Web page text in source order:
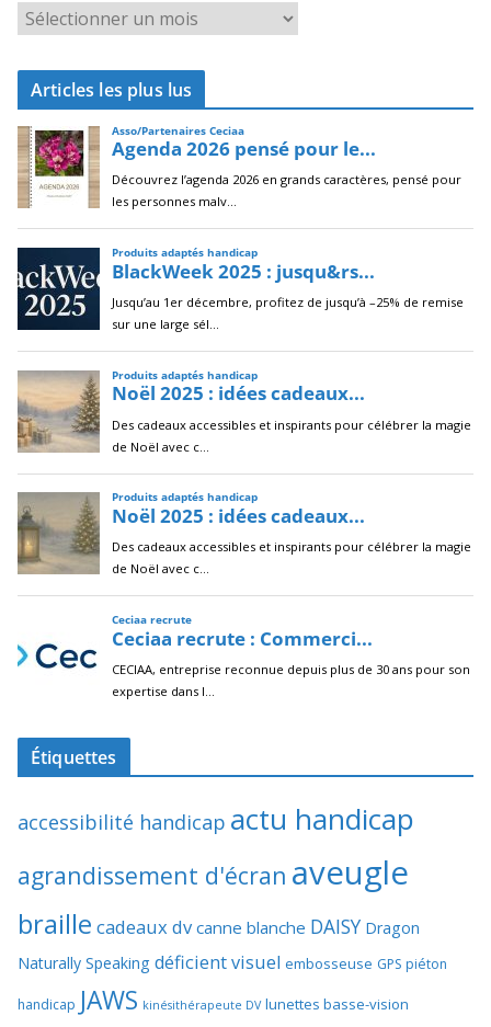
r
c
i
v
e
s
Articles les plus lus
Étiquettes
accessibilité handicap actu handicap
agrandissement d'écran aveugle
braille cadeaux dv canne blanche DAISY Dragon
Naturally Speaking déficient visuel embosseuse GPS piéton
handicap JAWS kinésithérapeute DV lunettes basse-vision